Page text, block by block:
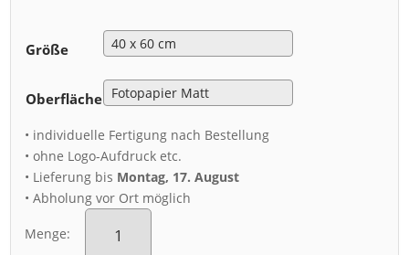
Größe
Oberfläche
• individuelle Fertigung nach Bestellung
• ohne Logo-Aufdruck etc.
• Lieferung bis Montag, 17. August
• Abholung vor Ort möglich
Menge:
Poster
(01452)